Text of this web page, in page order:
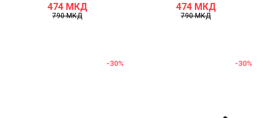
474 МКД
790МКД
474 МКД
790МКД
-30% -30%